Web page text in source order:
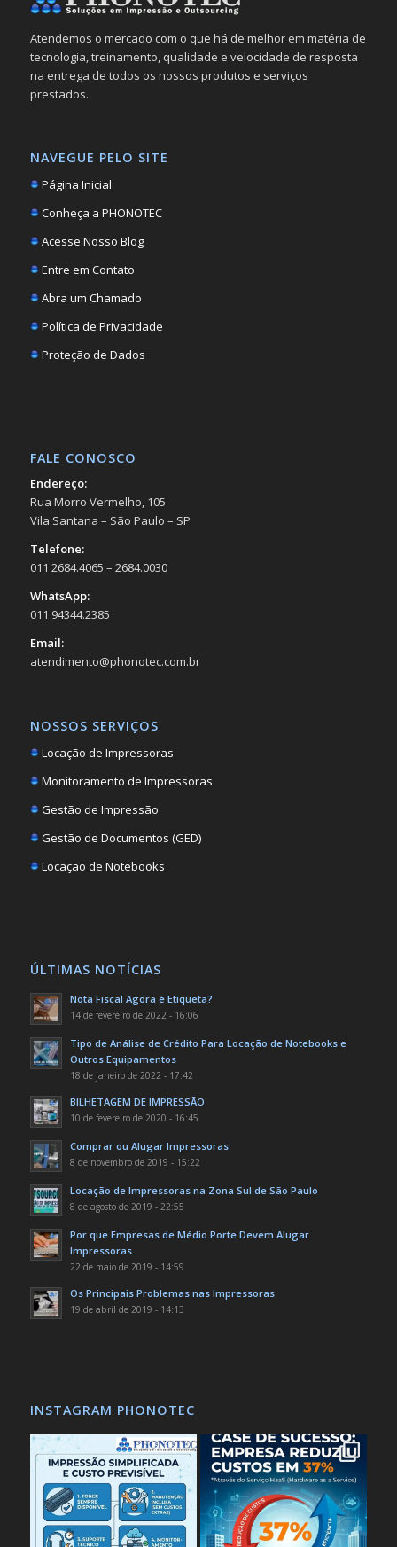
Atendemos o mercado com o que há de melhor em matéria de
tecnologia, treinamento, qualidade e velocidade de resposta
na entrega de todos os nossos produtos e serviços
prestados.
NAVEGUE PELO SITE
Página Inicial
Conheça a PHONOTEC
Acesse Nosso Blog
Entre em Contato
Abra um Chamado
Política de Privacidade
Proteção de Dados
FALE CONOSCO
Endereço:
Rua Morro Vermelho, 105
Vila Santana – São Paulo – SP
Telefone:
011 2684.4065 – 2684.0030
WhatsApp:
011 94344.2385
Email:
atendimento@phonotec.com.br
NOSSOS SERVIÇOS
Locação de Impressoras
Monitoramento de Impressoras
Gestão de Impressão
Gestão de Documentos (GED)
Locação de Notebooks
ÚLTIMAS NOTÍCIAS
Nota Fiscal Agora é Etiqueta?
14 de fevereiro de 2022 - 16:06
Tipo de Análise de Crédito Para Locação de Notebooks e
Outros Equipamentos
18 de janeiro de 2022 - 17:42
BILHETAGEM DE IMPRESSÃO
10 de fevereiro de 2020 - 16:45
Comprar ou Alugar Impressoras
8 de novembro de 2019 - 15:22
Locação de Impressoras na Zona Sul de São Paulo
8 de agosto de 2019 - 22:55
Por que Empresas de Médio Porte Devem Alugar
Impressoras
22 de maio de 2019 - 14:59
Os Principais Problemas nas Impressoras
19 de abril de 2019 - 14:13
INSTAGRAM PHONOTEC